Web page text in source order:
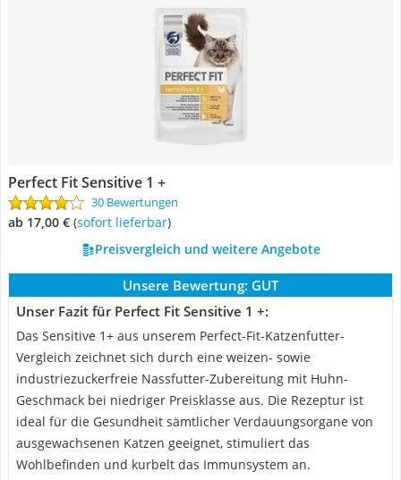
Perfect Fit Sensitive 1 +
30 Bewertungen
ab 17,00 € ( Sofort lieferbar)
Preisvergleich und weitere Angebote
Unsere Bewertung: GUT
Unser Fazit für Perfect Fit Sensitive 1 +:
Das Sensitive 1+ aus unserem Perfect-Fit-Katzenfutter-
Vergleich zeichnet sich durch eine weizen- sowie
industriezuckerfreie Nassfutter-Zubereitung mit Huhn-
Geschmack bei niedriger Preisklasse aus. Die Rezeptur ist
ideal für die Gesundheit sämtlicher Verdauungsorgane von
ausgewachsenen Katzen geeignet, stimuliert das
Wohlbefinden und kurbelt das Immunsystem an.